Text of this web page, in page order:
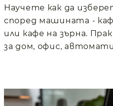
Научете как да
според машината -
или кафе на зърна.
за дом, офис,